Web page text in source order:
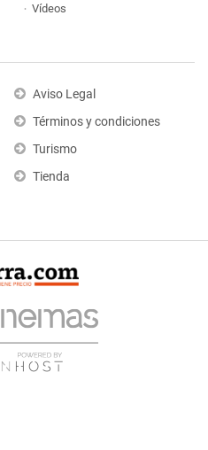
Vídeos
Aviso Legal
Términos y condiciones
Turismo
Tienda